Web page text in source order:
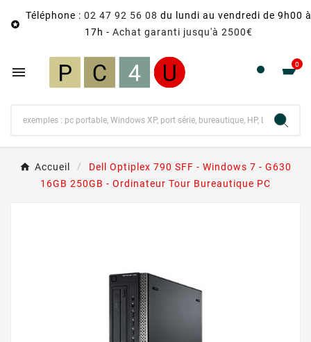

Téléphone : 02 47 92 56 08 du lundi au vendredi de 9h00 à
17h - Achat garanti jusqu'à 2500€
 0
Accueil
Dell Optiplex 790 SFF - Windows 7 - G630
16GB 250GB - Ordinateur Tour Bureautique PC